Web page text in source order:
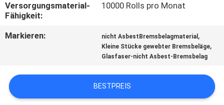
IN
VERBINDUNG
SIE EIN
ZITAT
Versorgungsmaterial-
Fähigkeit:
10000 Rolls pro Monat
Markieren: nicht AsbestBremsbelagmaterial ,
Kleine Stücke gewebter Bremsbeläge,
Glasfaser-nicht Asbest-Bremsbelag
BESTPREIS